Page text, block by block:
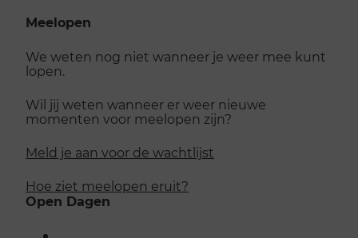
Meelopen
We weten nog niet wanneer je weer mee kunt
lopen.
Wil jij weten wanneer er weer nieuwe
momenten voor meelopen zijn?
Meld je aan voor de wachtlijst
Hoe ziet meelopen eruit?
Open Dagen